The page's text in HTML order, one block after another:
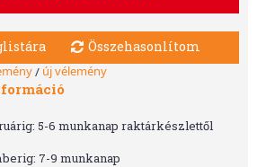
Összehasonlítom
/ új vélemény
5-6 munkanap raktárkészlettől
7-9 munkanap